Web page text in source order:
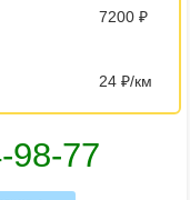
7200 ₽
24 ₽/км